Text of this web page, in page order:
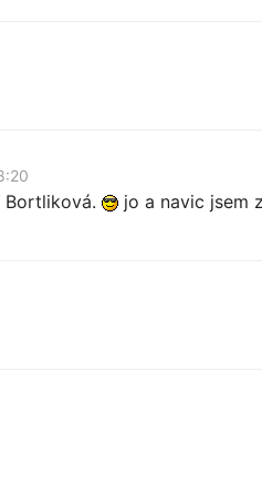
Bortliková.
jo a navic jsem